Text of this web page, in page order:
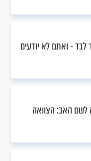
- ואתם לא יודעים
האב: הצוואה